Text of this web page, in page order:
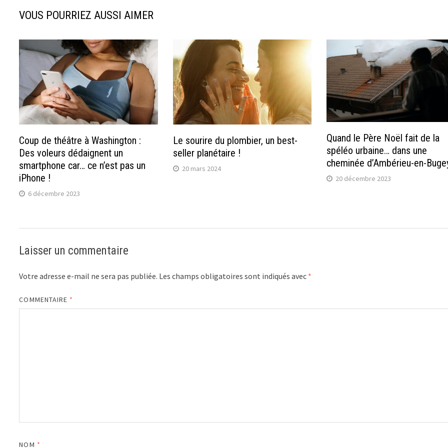
VOUS POURRIEZ AUSSI AIMER
Coup de théâtre à Washington :
Des voleurs dédaignent un
smartphone car… ce n’est pas un
iPhone !
6 décembre 2023
Le sourire du plombier, un best-
seller planétaire !
20 mars 2024
Quand le Père Noël fait de la
spéléo urbaine… dans une
cheminée d’Ambérieu-en-
20 décembre 2023
Laisser un commentaire
Votre adresse e-mail ne sera pas publiée. Les champs obligatoires sont indiqués avec *
COMMENTAIRE *
NOM *